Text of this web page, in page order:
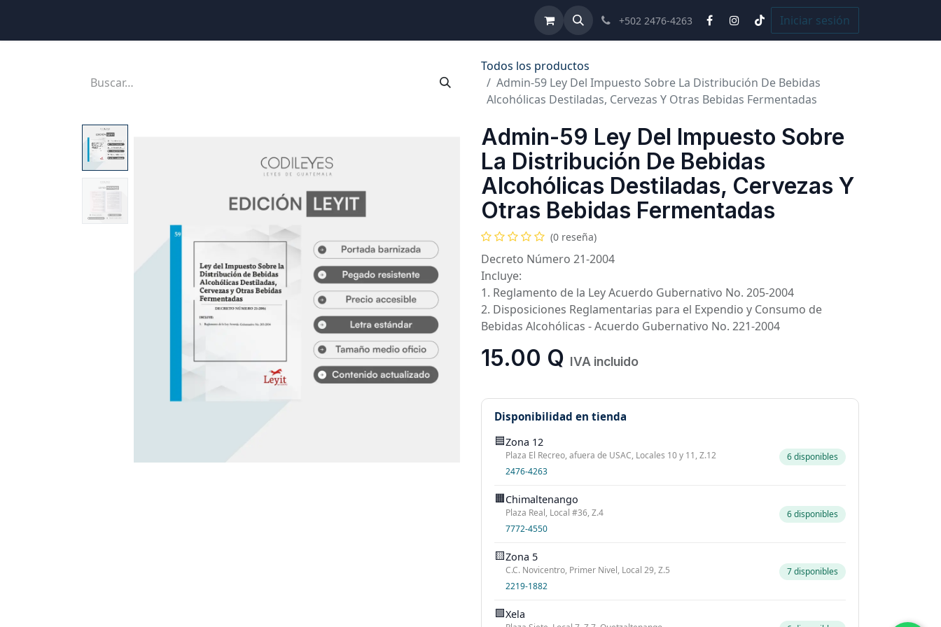
Términos y Condiciones Ayuda Cursos
+502 2476-4263 Iniciar sesión
Todos los productos
Admin-59 Ley Del Impuesto Sobre La Distribución De Bebidas
Alcohólicas Destiladas, Cervezas Y Otras Bebidas Fermentadas
Admin-59 Ley Del Impuesto Sobre
La Distribución De Bebidas
Alcohólicas Destiladas, Cervezas Y
Otras Bebidas Fermentadas
(0 reseña)
Decreto Número 21-2004
Incluye:
1. Reglamento de la Ley Acuerdo Gubernativo No. 205-2004
2. Disposiciones Reglamentarias para el Expendio y Consumo de
Bebidas Alcohólicas - Acuerdo Gubernativo No. 221-2004
15.00 Q IVA incluido
Disponibilidad en tienda
🟦Zona 12
Plaza El Recreo, afuera de USAC, Locales 10 y 11, Z.12
2476-4263
6 disponibles
🟧Chimaltenango
Plaza Real, Local #36, Z.4
7772-4550
6 disponibles
🟨Zona 5
C.C. Novicentro, Primer Nivel, Local 29, Z.5
2219-1882
7 disponibles
🟩Xela